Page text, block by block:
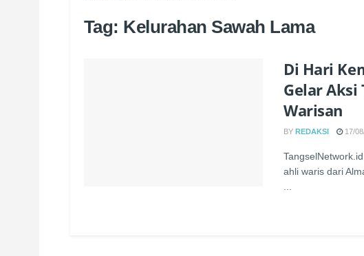
Tag: Kelurahan Sawah Lama
Di Hari
Gelar Aksi
Warisan
BY REDAKSI 17/
ahli waris dari